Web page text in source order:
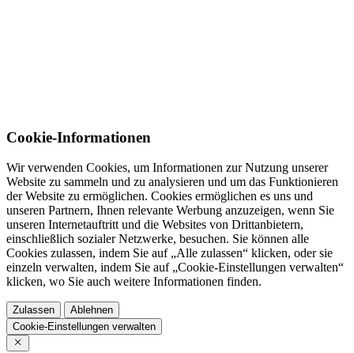
Cookie-Informationen
Wir verwenden Cookies, um Informationen zur Nutzung unserer
Website zu sammeln und zu analysieren und um das Funktionieren
der Website zu ermöglichen. Cookies ermöglichen es uns und
unseren Partnern, Ihnen relevante Werbung anzuzeigen, wenn Sie
unseren Internetauftritt und die Websites von Drittanbietern,
einschließlich sozialer Netzwerke, besuchen. Sie können alle
Cookies zulassen, indem Sie auf „Alle zulassen“ klicken, oder sie
einzeln verwalten, indem Sie auf „Cookie-Einstellungen verwalten“
klicken, wo Sie auch weitere Informationen finden.
Zulassen
Ablehnen
Cookie-Einstellungen verwalten